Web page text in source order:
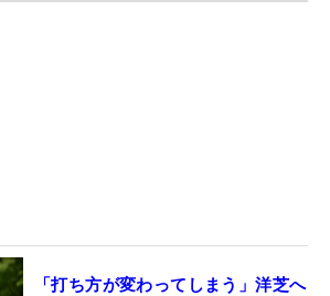
「打ち方が変わってしまう」洋芝へ